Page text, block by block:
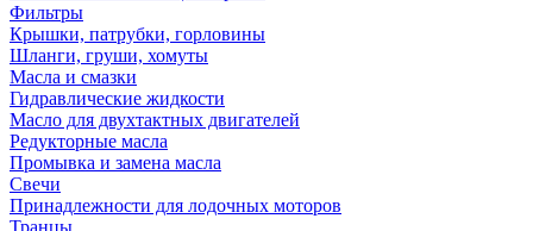
Фильтры
Крышки, патрубки, горловины
Шланги, груши, хомуты
Масла и смазки
Гидравлические жидкости
Масло для двухтактных двигателей
Редукторные масла
Промывка и замена масла
Свечи
Принадлежности для лодочных моторов
Транцы